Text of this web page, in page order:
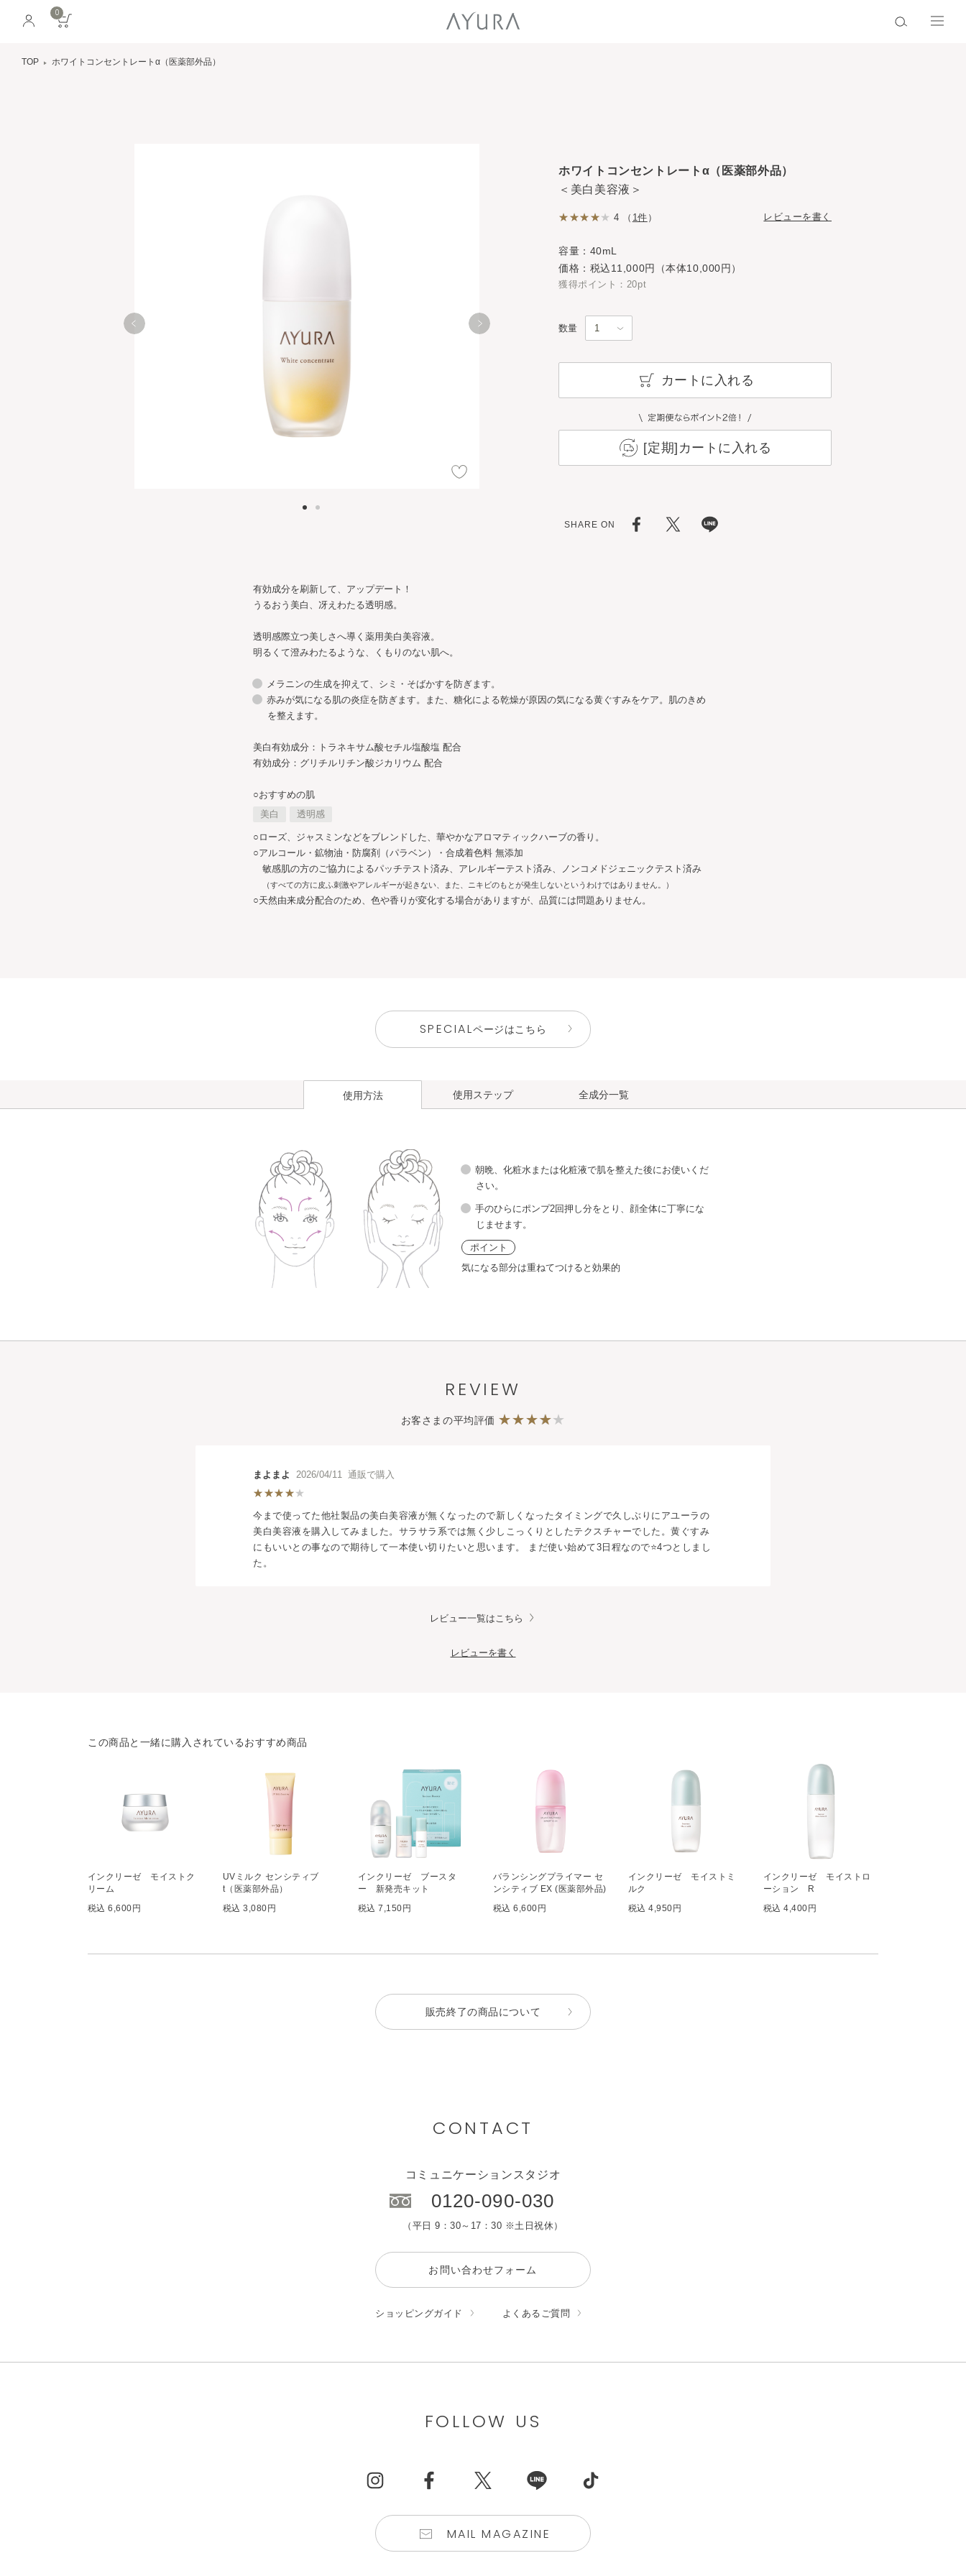
0
TOP ホワイトコンセントレートα（医薬部外品）
ホワイトコンセントレートα（医薬部外品）
＜美白美容液＞
4 （ 1件 ） レビューを書く
有効成分を刷新して、アップデート！
うるおう美白、冴えわたる透明感。
透明感際立つ美しさへ導く薬用美白美容液。
明るくて澄みわたるような、くもりのない肌へ。
メラニンの生成を抑えて、シミ・そばかすを防ぎます。
赤みが気になる肌の炎症を防ぎます。また、糖化による乾燥が原因の気になる黄ぐすみをケア。肌のきめ
を整えます。
美白有効成分：トラネキサム酸セチル塩酸塩 配合
有効成分：グリチルリチン酸ジカリウム 配合
○おすすめの肌
美白
透明感
○ローズ、ジャスミンなどをブレンドした、華やかなアロマティックハーブの香り。
○アルコール・鉱物油・防腐剤（パラベン）・合成着色料 無添加
敏感肌の方のご協力によるパッチテスト済み、アレルギーテスト済み、ノンコメドジェニックテスト済み
（すべての方に皮ふ刺激やアレルギーが起きない、また、ニキビのもとが発生しないというわけではありません。）
○天然由来成分配合のため、色や香りが変化する場合がありますが、品質には問題ありません。
容量：40mL
価格：税込11,000円（本体10,000円）
獲得ポイント：20pt
数量
カートに入れる
[定期]カートに入れる
SHARE ON
SPECIALページはこちら
使用方法
朝晩、化粧水または化粧液で肌を整えた後にお使いくだ
さい。
手のひらにポンプ2回押し分をとり、顔全体に丁寧にな
じませます。
ポイント
気になる部分は重ねてつけると効果的
使用ステップ
洗顔料
角層ケア
化粧水
化粧水 化粧液
コンセント
メイク落とし 洗顔料
角層ケア
全成分一覧
REVIEW
お客さまの平均評価
まよまよ 2026/04/11 通販で購入
今まで使ってた他社製品の美白美容液が無くなったので新しくなったタイミングで久しぶりにアユーラの
美白美容液を購入してみました。サラサラ系では無く少しこっくりとしたテクスチャーでした。黄ぐすみ
にもいいとの事なので期待して一本使い切りたいと思います。 まだ使い始めて3日程なので⭐️4つとしまし
た。
レビュー一覧はこちら
レビューを書く
この商品と一緒に購入されているおすすめ商品
インクリーゼ モイストク
リーム
税込 6,600円
UVミルク センシティブ
t（医薬部外品）
税込 3,080円
インクリーゼ ブースタ
ー 新発売キット
税込 7,150円
バランシングプライマー セ
ンシティブ EX (医薬部外品)
税込 6,600円
インクリーゼ モイストミ
ルク
税込 4,950円
インクリーゼ モイストロ
ーション R
税込 4,400円
販売終了の商品について
CONTACT
コミュニケーションスタジオ
0120-090-030
（平日 9：30～17：30 ※土日祝休）
お問い合わせフォーム
ショッピングガイド よくあるご質問
FOLLOW US
MAIL MAGAZINE